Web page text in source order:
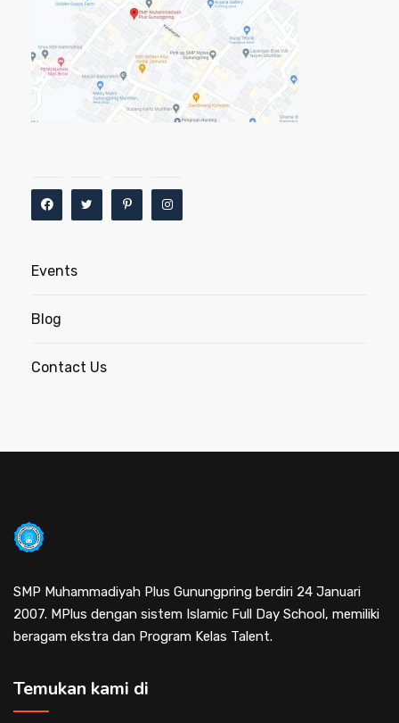
Events
Blog
Contact Us
SMP Muhammadiyah Plus Gunungpring berdiri 24 Januari
2007. MPlus dengan sistem Islamic Full Day School, memiliki
beragam ekstra dan Program Kelas Talent.
Temukan kami di